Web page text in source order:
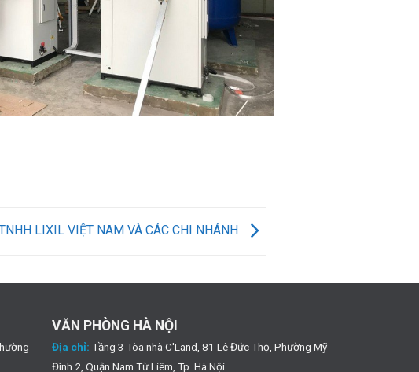
LIXIL VIỆT NAM VÀ CÁC CHI NHÁNH
VĂN PHÒNG HÀ NỘI
Địa chỉ: Tầng 3 Tòa nhà C'Land, 81 Lê Đức Thọ, Phường Mỹ
Đình 2, Quận Nam Từ Liêm, Tp. Hà Nội